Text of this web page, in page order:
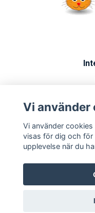
Vi använder
Vi använder
visas för dig och för
upplevelse när du